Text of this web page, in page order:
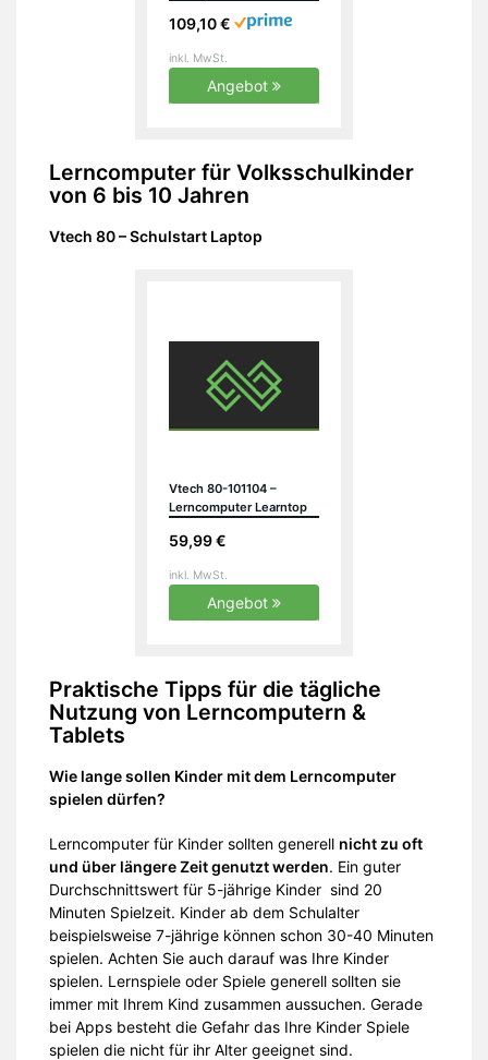
kindgerechte Hülle
109,10 €
inkl. MwSt.
Angebot
Lerncomputer für Volksschulkinder
von 6 bis 10 Jahren
Vtech 80 – Schulstart Laptop
Vtech 80-101104 –
Lerncomputer Learntop
59,99 €
inkl. MwSt.
Angebot
Praktische Tipps für die tägliche
Nutzung von Lerncomputern &
Tablets
Wie lange sollen Kinder mit dem Lerncomputer
spielen dürfen?
Lerncomputer für Kinder sollten generell nicht zu oft
und über längere Zeit genutzt werden. Ein guter
Durchschnittswert für 5-jährige Kinder sind 20
Minuten Spielzeit. Kinder ab dem Schulalter
beispielsweise 7-jährige können schon 30-40 Minuten
spielen. Achten Sie auch darauf was Ihre Kinder
spielen. Lernspiele oder Spiele generell sollten sie
immer mit Ihrem Kind zusammen aussuchen. Gerade
bei Apps besteht die Gefahr das Ihre Kinder Spiele
spielen die nicht für ihr Alter geeignet sind.